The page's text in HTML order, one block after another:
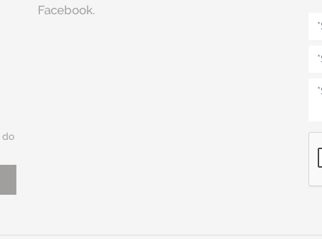
do
Facebook.